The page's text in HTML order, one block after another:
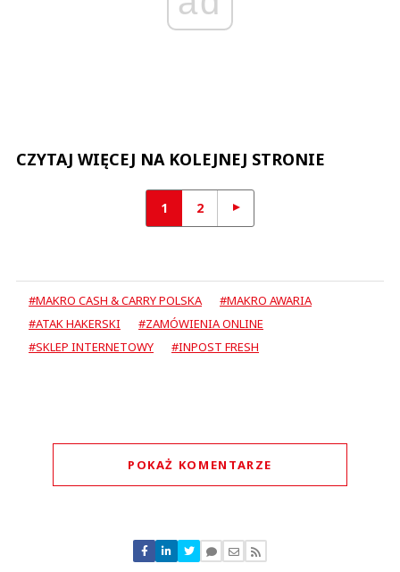
CZYTAJ WIĘCEJ NA KOLEJNEJ STRONIE
1 2
#MAKRO CASH & CARRY POLSKA
#MAKRO AWARIA
#ATAK HAKERSKI
#ZAMÓWIENIA ONLINE
#SKLEP INTERNETOWY
#INPOST FRESH
POKAŻ KOMENTARZE